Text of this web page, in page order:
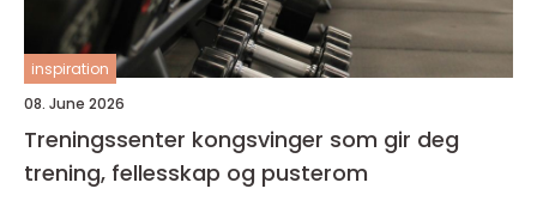
inspiration
08. June 2026
Treningssenter kongsvinger som gir deg
trening, fellesskap og pusterom